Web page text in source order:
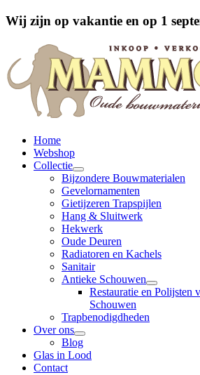
Wij zijn op vakantie en op 1
Home
Webshop
Collectie
Bijzondere Bouwmaterialen
Gevelornamenten
Gietijzeren Trapspijlen
Hang & Sluitwerk
Hekwerk
Oude Deuren
Radiatoren en Kachels
Sanitair
Antieke Schouwen
Restauratie en Polijsten
Schouwen
Trapbenodigdheden
Over ons
Blog
Glas in Lood
Contact